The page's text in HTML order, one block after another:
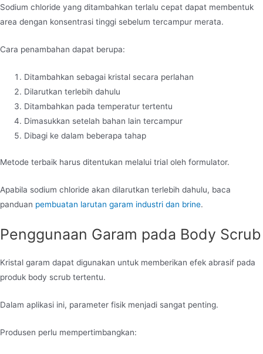
Sodium chloride yang ditambahkan terlalu cepat dapat membentuk
area dengan konsentrasi tinggi sebelum tercampur merata.
Cara penambahan dapat berupa:
Ditambahkan sebagai kristal secara perlahan
Dilarutkan terlebih dahulu
Ditambahkan pada temperatur tertentu
Dimasukkan setelah bahan lain tercampur
Dibagi ke dalam beberapa tahap
Metode terbaik harus ditentukan melalui trial oleh formulator.
Apabila sodium chloride akan dilarutkan terlebih dahulu, baca
panduan pembuatan larutan garam industri dan brine.
Penggunaan Garam pada Body Scrub
Kristal garam dapat digunakan untuk memberikan efek abrasif pada
produk body scrub tertentu.
Dalam aplikasi ini, parameter fisik menjadi sangat penting.
Produsen perlu mempertimbangkan: